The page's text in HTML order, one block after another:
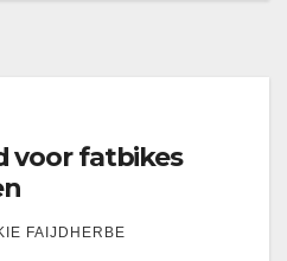
voor fatbikes
FAIJDHERBE